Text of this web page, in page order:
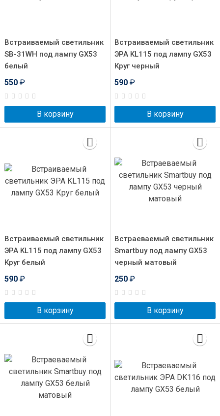
Встраиваемый светильник
SB-31WH под лампу GX53
белый
550 ₽
В корзину
Встраиваемый светильник
ЭРА KL115 под лампу GX53
Круг черный
590 ₽
В корзину
Встраиваемый светильник
ЭРА KL115 под лампу GX53
Круг белый
590 ₽
В корзину
Встраеваемый светильник
Smartbuy под лампу GX53
черный матовый
250 ₽
В корзину